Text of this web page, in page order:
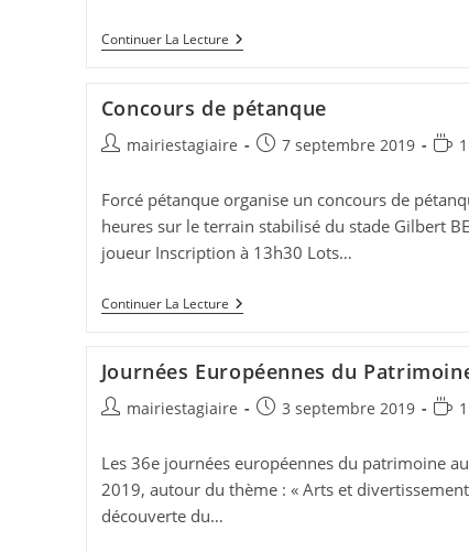
Continuer La LectureATELIER
THEATRE
Concours de pétanque
Auteur/autrice
la
publication :
mairiestagiaire
Publication
7 septembre 2019
Forcé pétanque organise un concours de
heures sur le terrain stabilisé du stade Gilbert
joueur Inscription à 13h30 Lots…
Continuer La LectureConcours
De
Journées Européennes du
Auteur/autrice
la
publication :
mairiestagiaire
Publication
3 septembre 2019
Les 36e journées européennes du patrimoine
2019, autour du thème : « Arts et
découverte du…